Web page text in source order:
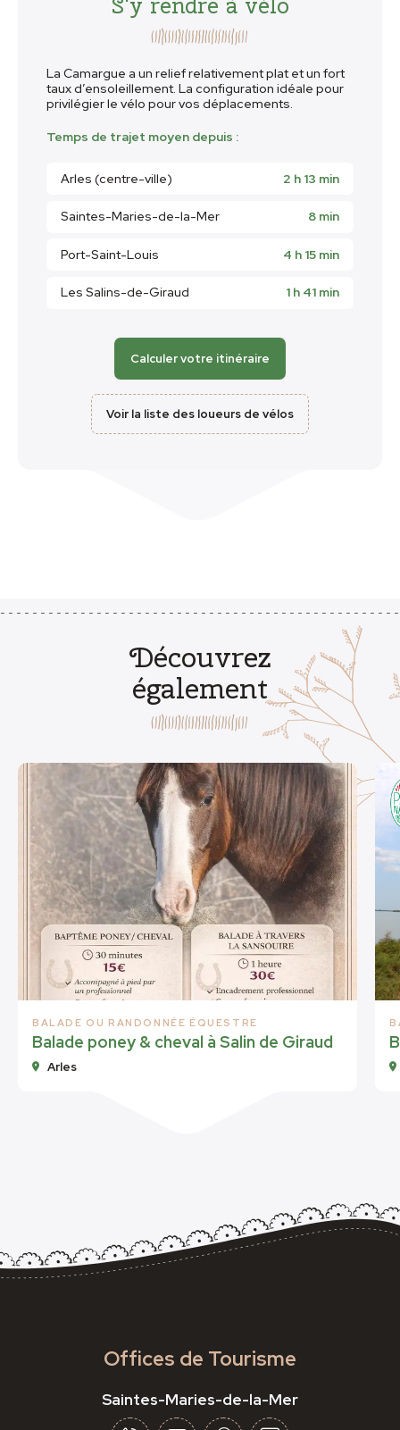
La Camargue a un relief relativement plat et un fort
taux d’ensoleillement. La configuration idéale pour
privilégier le vélo pour vos déplacements.
Temps de trajet moyen depuis :
Arles (centre-ville) 2 h 13 min
Saintes-Maries-de-la-Mer 8 min
Port-Saint-Louis 4 h 15 min
Les Salins-de-Giraud 1 h 41 min
Calculer votre itinéraire
Voir la liste des loueurs de vélos
Découvrez
également
BALADE OU RANDONNÉE ÉQUESTRE
Balade poney & cheval à Salin de Giraud
Arles
Offices de Tourisme
Saintes-Maries-de-la-Mer